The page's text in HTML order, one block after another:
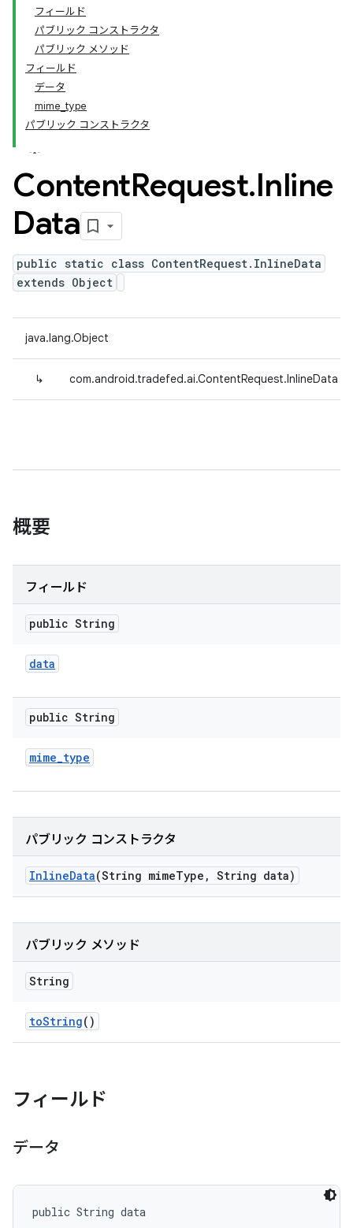
フィールド
パブリック コンストラクタ
パブリック メソッド
フィールド
データ
mime_type
パブリック コンストラクタ
ContentRequest.Inline
Data
public static class ContentRequest.InlineData
extends Object
java.lang.Object
↳ com.android.tradefed.ai.ContentRequest.InlineData
概要
フィールド
public String
data
public String
mime_type
パブリック コンストラクタ
InlineData(String mimeType , String data)
パブリック メソッド
String
toString()
フィールド
データ
public String data